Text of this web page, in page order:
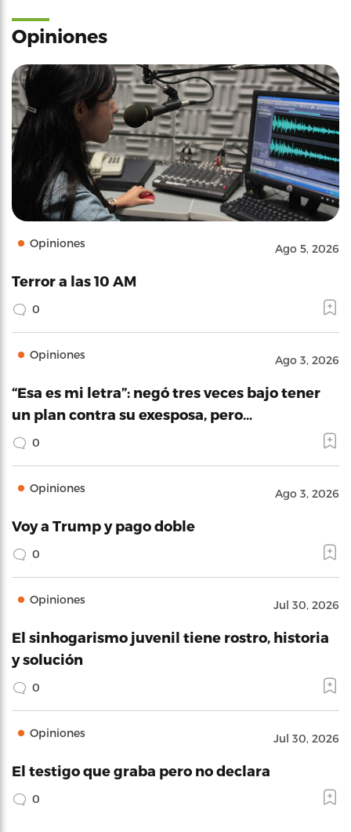
Opiniones
Opiniones Ago 5, 2026
Terror a las 10 AM
0
Opiniones Ago 3, 2026
“Esa es mi letra”: negó tres veces bajo tener
un plan contra su exesposa, pero…
0
Opiniones Ago 3, 2026
Voy a Trump y pago doble
0
Opiniones Jul 30, 2026
El sinhogarismo juvenil tiene rostro, historia
y solución
0
Opiniones Jul 30, 2026
El testigo que graba pero no declara
0